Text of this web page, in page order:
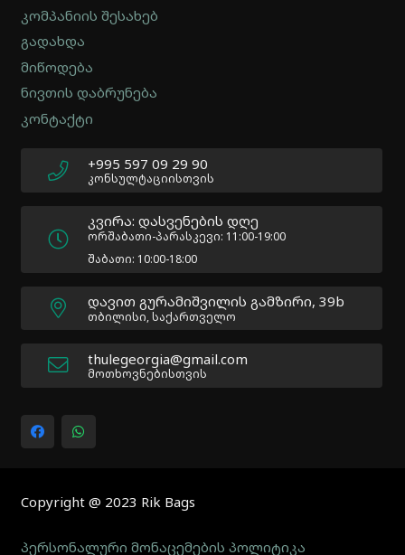
-
Version
2.0.12
Author:
Atakan
Docs:
https://atakanau.blogspot.com/2021/01/automatic-
menu-
plugin.html
|
Active
Theme:
Impreza
Child
(Impreza-
Parent
(Impreza)
კომპანიის შესახებ
გადახდა
მიწოდება
ნივთის დაბრუნება
კონტაქტი
+995 597 09 29 90
კონსულტაციისთვის
კვირა: დასვენების დღე
ორშაბათი-პარასკევი: 11:00-19:00
შაბათი: 10:00-18:00
დავით გურამიშვილის გამზირი, 39b
თბილისი, საქართველო
thulegeorgia@gmail.com
მოთხოვნებისთვის
Copyright @ 2023 Rik Bags
პერსონალური მონაცემების პოლიტიკა